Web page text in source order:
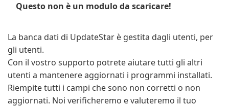
Questo non è un modulo da scaricare!
La banca dati di UpdateStar è gestita dagli utenti, per
gli utenti.
Con il vostro supporto potrete aiutare tutti gli altri
utenti a mantenere aggiornati i programmi installati.
Riempite tutti i campi che sono non corretti o non
aggiornati. Noi verificheremo e valuteremo il tuo